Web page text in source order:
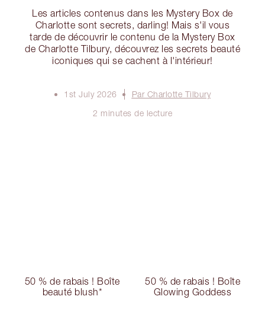
Les articles contenus dans les Mystery Box de
Charlotte sont secrets, darling! Mais s'il vous
tarde de découvrir le contenu de la Mystery Box
de Charlotte Tilbury, découvrez les secrets beauté
iconiques qui se cachent à l'intérieur!
1st July 2026
Par Charlotte Tilbury
2 minutes de lecture
50 % de rabais ! Boîte
beauté blush*
50 % de rabais ! Boîte
Glowing Goddess